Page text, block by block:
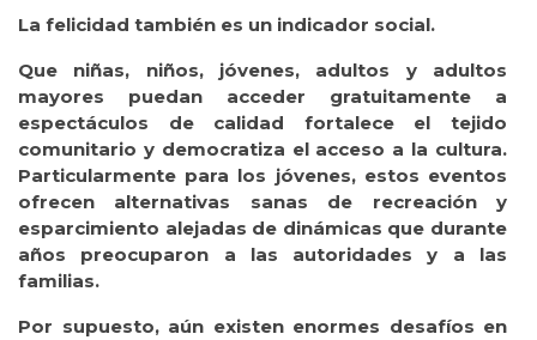
La felicidad también es un indicador social.
Que niñas, niños, jóvenes, adultos y adultos
mayores puedan acceder gratuitamente a
espectáculos de calidad fortalece el tejido
comunitario y democratiza el acceso a la cultura.
Particularmente para los jóvenes, estos eventos
ofrecen alternativas sanas de recreación y
esparcimiento alejadas de dinámicas que durante
años preocuparon a las autoridades y a las
familias.
Por supuesto, aún existen enormes desafíos en